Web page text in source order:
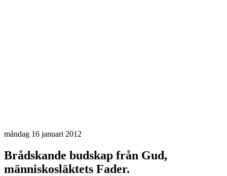
måndag 16 januari 2012
Brådskande budskap från Gud,
människosläktets Fader.